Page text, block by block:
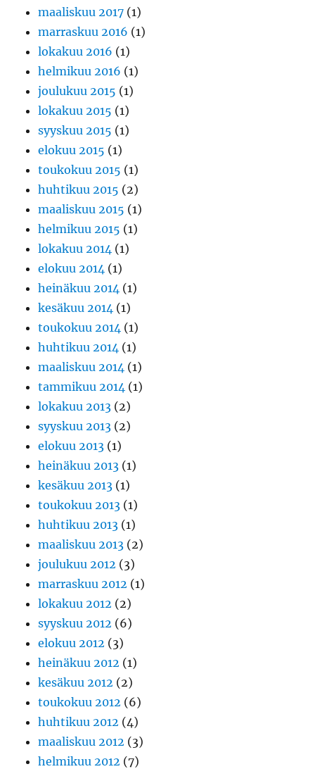
maaliskuu 2017 (1)
marraskuu 2016 (1)
lokakuu 2016 (1)
helmikuu 2016 (1)
joulukuu 2015 (1)
lokakuu 2015 (1)
syyskuu 2015 (1)
elokuu 2015 (1)
toukokuu 2015 (1)
huhtikuu 2015 (2)
maaliskuu 2015 (1)
helmikuu 2015 (1)
lokakuu 2014 (1)
elokuu 2014 (1)
heinäkuu 2014 (1)
kesäkuu 2014 (1)
toukokuu 2014 (1)
huhtikuu 2014 (1)
maaliskuu 2014 (1)
tammikuu 2014 (1)
lokakuu 2013 (2)
syyskuu 2013 (2)
elokuu 2013 (1)
heinäkuu 2013 (1)
kesäkuu 2013 (1)
toukokuu 2013 (1)
huhtikuu 2013 (1)
maaliskuu 2013 (2)
joulukuu 2012 (3)
marraskuu 2012 (1)
lokakuu 2012 (2)
syyskuu 2012 (6)
elokuu 2012 (3)
heinäkuu 2012 (1)
kesäkuu 2012 (2)
toukokuu 2012 (6)
huhtikuu 2012 (4)
maaliskuu 2012 (3)
helmikuu 2012 (7)